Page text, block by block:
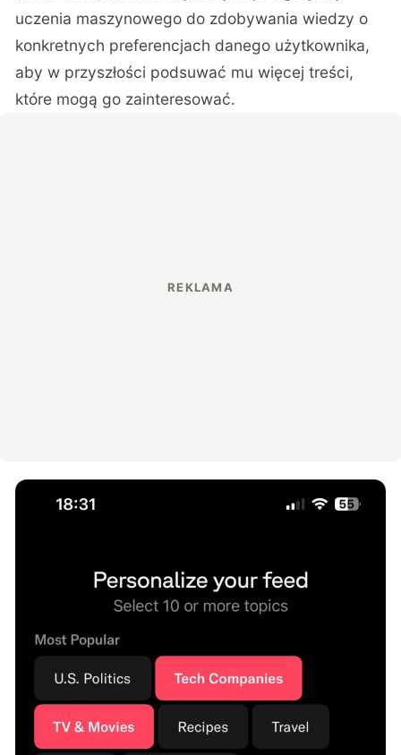
uczenia maszynowego do zdobywania wiedzy o
konkretnych preferencjach danego użytkownika,
aby w przyszłości podsuwać mu więcej treści,
które mogą go zainteresować.